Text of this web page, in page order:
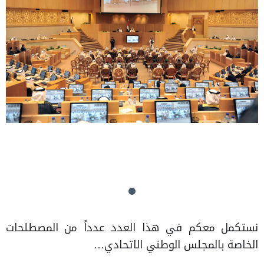
نستكمل معكم في هذا العدد عدداً من المصطلحات
الخاصة بالمجلس الوطني الاتحادي…